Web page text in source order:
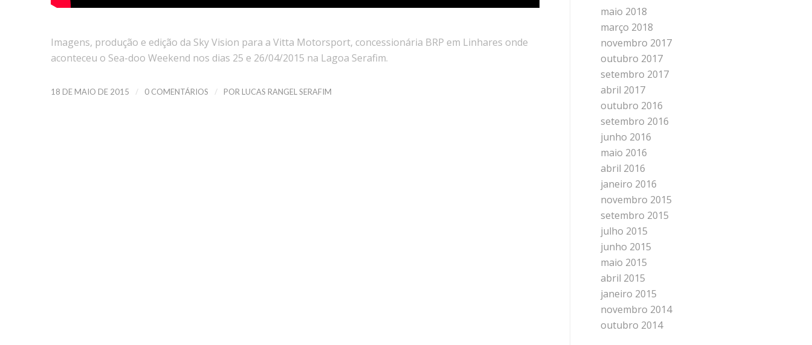
Imagens, produção e edição da Sky Vision para a Vitta Motorsport, concessionária BRP em Linhares onde
aconteceu o Sea-doo Weekend nos dias 25 e 26/04/2015 na Lagoa Serafim.
18 DE MAIO DE 2015 / 0 COMENTÁRIOS / POR LUCAS RANGEL SERAFIM
maio 2018
março 2018
novembro 2017
outubro 2017
setembro 2017
abril 2017
outubro 2016
setembro 2016
junho 2016
maio 2016
abril 2016
janeiro 2016
novembro 2015
setembro 2015
julho 2015
junho 2015
maio 2015
abril 2015
janeiro 2015
novembro 2014
outubro 2014